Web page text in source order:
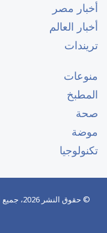
أخبار مصر
أخبار العالم
تريندات
منوعات
المطبخ
صحة
موضة
تكنولوجيا
© حقوق النشر 2026، جميع الحقوق محفوظة |